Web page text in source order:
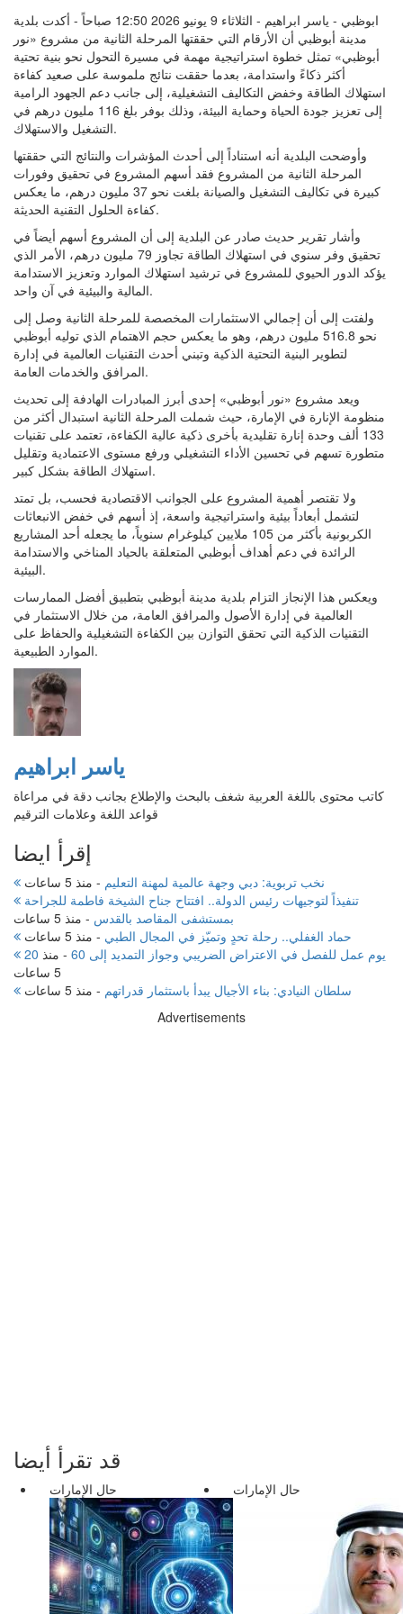
ابوظبي - ياسر ابراهيم - الثلاثاء 9 يونيو 2026 12:50 صباحاً - أكدت بلدية
مدينة أبوظبي أن الأرقام التي حققتها المرحلة الثانية من مشروع «نور
أبوظبي» تمثل خطوة استراتيجية مهمة في مسيرة التحول نحو بنية تحتية
أكثر ذكاءً واستدامة، بعدما حققت نتائج ملموسة على صعيد كفاءة
استهلاك الطاقة وخفض التكاليف التشغيلية، إلى جانب دعم الجهود الرامية
إلى تعزيز جودة الحياة وحماية البيئة، وذلك بوفر بلغ 116 مليون درهم في
التشغيل والاستهلاك.
وأوضحت البلدية أنه استناداً إلى أحدث المؤشرات والنتائج التي حققتها
المرحلة الثانية من المشروع فقد أسهم المشروع في تحقيق وفورات
كبيرة في تكاليف التشغيل والصيانة بلغت نحو 37 مليون درهم، ما يعكس
كفاءة الحلول التقنية الحديثة.
وأشار تقرير حديث صادر عن البلدية إلى أن المشروع أسهم أيضاً في
تحقيق وفر سنوي في استهلاك الطاقة تجاوز 79 مليون درهم، الأمر الذي
يؤكد الدور الحيوي للمشروع في ترشيد استهلاك الموارد وتعزيز الاستدامة
المالية والبيئية في آن واحد.
ولفتت إلى أن إجمالي الاستثمارات المخصصة للمرحلة الثانية وصل إلى
نحو 516.8 مليون درهم، وهو ما يعكس حجم الاهتمام الذي توليه أبوظبي
لتطوير البنية التحتية الذكية وتبني أحدث التقنيات العالمية في إدارة
المرافق والخدمات العامة.
ويعد مشروع «نور أبوظبي» إحدى أبرز المبادرات الهادفة إلى تحديث
منظومة الإنارة في الإمارة، حيث شملت المرحلة الثانية استبدال أكثر من
133 ألف وحدة إنارة تقليدية بأخرى ذكية عالية الكفاءة، تعتمد على تقنيات
متطورة تسهم في تحسين الأداء التشغيلي ورفع مستوى الاعتمادية وتقليل
استهلاك الطاقة بشكل كبير.
ولا تقتصر أهمية المشروع على الجوانب الاقتصادية فحسب، بل تمتد
لتشمل أبعاداً بيئية واستراتيجية واسعة، إذ أسهم في خفض الانبعاثات
الكربونية بأكثر من 105 ملايين كيلوغرام سنوياً، ما يجعله أحد المشاريع
الرائدة في دعم أهداف أبوظبي المتعلقة بالحياد المناخي والاستدامة
البيئية.
ويعكس هذا الإنجاز التزام بلدية مدينة أبوظبي بتطبيق أفضل الممارسات
العالمية في إدارة الأصول والمرافق العامة، من خلال الاستثمار في
التقنيات الذكية التي تحقق التوازن بين الكفاءة التشغيلية والحفاظ على
الموارد الطبيعية.
ياسر ابراهيم
كاتب محتوى باللغة العربية شغف بالبحث والإطلاع بجانب دقة في مراعاة
قواعد اللغة وعلامات الترقيم
إقرأ ايضا
نخب تربوية: دبي وجهة عالمية لمهنة التعليم - منذ 5 ساعات
بمستشفى المقاصد بالقدس - منذ 5 ساعات
حماد الغفلي.. رحلة تحدٍ وتميّز في المجال الطبي - منذ 5 ساعات
20 يوم عمل للفصل في الاعتراض الضريبي وجواز التمديد إلى 60
- منذ
5 ساعات
سلطان النيادي: بناء الأجيال يبدأ باستثمار قدراتهم - منذ 5 ساعات
Advertisements
قد تقرأ أيضا
حال الإمارات حال الإمارات